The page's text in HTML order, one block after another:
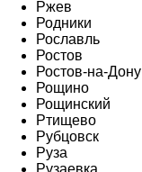
Ржев
Родники
Рославль
Ростов
Ростов-на-Дону
Рощино
Рощинский
Ртищево
Рубцовск
Руза
Рузаевка